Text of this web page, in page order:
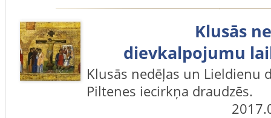
Klusās
dievkalpojumu
Klusās nedēļas un Lieldienu
Piltenes iecirkņa draudzēs.